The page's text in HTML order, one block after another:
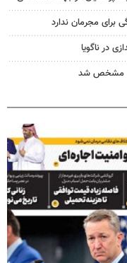
برای مجرمان ندارد
مشخص شد